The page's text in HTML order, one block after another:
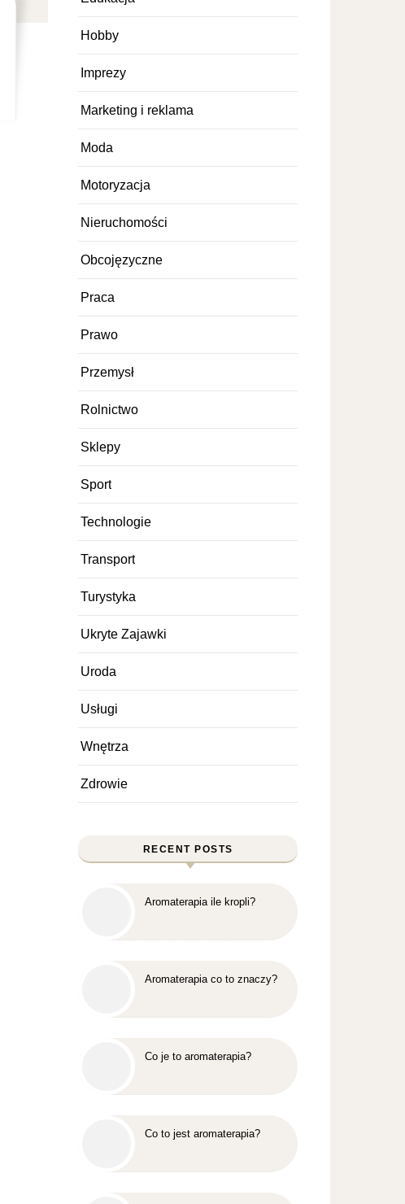
Hobby
Imprezy
Marketing i reklama
Moda
Motoryzacja
Nieruchomości
Obcojęzyczne
Praca
Prawo
Przemysł
Rolnictwo
Sklepy
Sport
Technologie
Transport
Turystyka
Ukryte Zajawki
Uroda
Usługi
Wnętrza
Zdrowie
RECENT POSTS
Aromaterapia ile kropli?
Aromaterapia co to znaczy?
Co je to aromaterapia?
Co to jest aromaterapia?